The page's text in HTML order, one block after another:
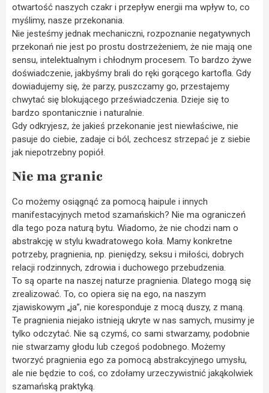
otwartość naszych czakr i przepływ energii ma wpływ to, co
myślimy, nasze przekonania.
Nie jesteśmy jednak mechaniczni, rozpoznanie negatywnych
przekonań nie jest po prostu dostrzeżeniem, że nie mają one
sensu, intelektualnym i chłodnym procesem. To bardzo żywe
doświadczenie, jakbyśmy brali do ręki gorącego kartofla. Gdy
dowiadujemy się, że parzy, puszczamy go, przestajemy
chwytać się blokującego przeświadczenia. Dzieje się to
bardzo spontanicznie i naturalnie.
Gdy odkryjesz, że jakieś przekonanie jest niewłaściwe, nie
pasuje do ciebie, zadaje ci ból, zechcesz strzepać je z siebie
jak niepotrzebny popiół.
Nie ma granic
Co możemy osiągnąć za pomocą haipule i innych
manifestacyjnych metod szamańskich? Nie ma ograniczeń
dla tego poza naturą bytu. Wiadomo, że nie chodzi nam o
abstrakcję w stylu kwadratowego koła. Mamy konkretne
potrzeby, pragnienia, np. pieniędzy, seksu i miłości, dobrych
relacji rodzinnych, zdrowia i duchowego przebudzenia.
To są oparte na naszej naturze pragnienia. Dlatego mogą się
zrealizować. To, co opiera się na ego, na naszym
zjawiskowym „ja”, nie koresponduje z mocą duszy, z maną.
Te pragnienia niejako istnieją ukryte w nas samych, musimy je
tylko odczytać. Nie są czymś, co sami stwarzamy, podobnie
nie stwarzamy głodu lub czegoś podobnego. Możemy
tworzyć pragnienia ego za pomocą abstrakcyjnego umysłu,
ale nie będzie to coś, co zdołamy urzeczywistnić jakąkolwiek
szamańską praktyką.